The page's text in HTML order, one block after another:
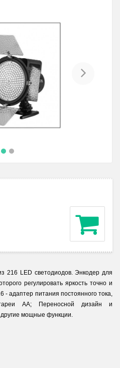
216 LED светодиодов. Энкодер для
регулировать яркость точно и
- адаптер питания постоянного тока,
AA; Переносной дизайн и
мощные функции.